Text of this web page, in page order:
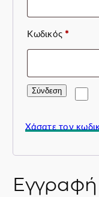
Κωδικός *
Σύνδεση
Χάσατε τον
Εγγραφή